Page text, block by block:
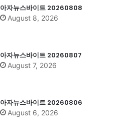
아자뉴스바이트 20260808
August 8, 2026
아자뉴스바이트 20260807
August 7, 2026
아자뉴스바이트 20260806
August 6, 2026